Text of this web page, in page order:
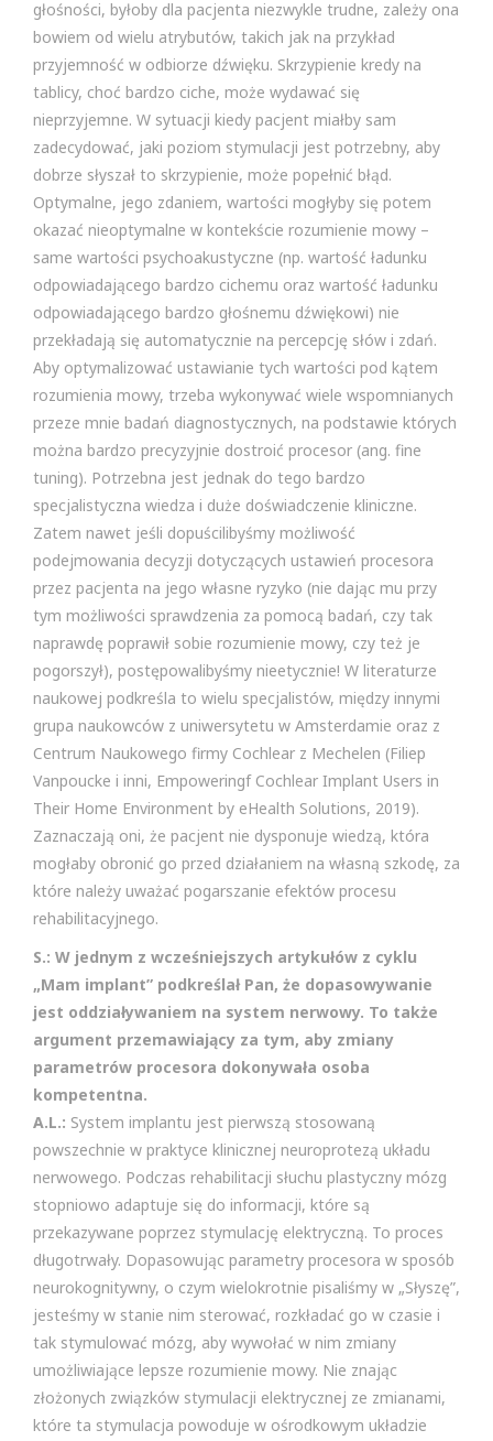
głośności, byłoby dla pacjenta niezwykle trudne, zależy ona
bowiem od wielu atrybutów, takich jak na przykład
przyjemność w odbiorze dźwięku. Skrzypienie kredy na
tablicy, choć bardzo ciche, może wydawać się
nieprzyjemne. W sytuacji kiedy pacjent miałby sam
zadecydować, jaki poziom stymulacji jest potrzebny, aby
dobrze słyszał to skrzypienie, może popełnić błąd.
Optymalne, jego zdaniem, wartości mogłyby się potem
okazać nieoptymalne w kontekście rozumienie mowy –
same wartości psychoakustyczne (np. wartość ładunku
odpowiadającego bardzo cichemu oraz wartość ładunku
odpowiadającego bardzo głośnemu dźwiękowi) nie
przekładają się automatycznie na percepcję słów i zdań.
Aby optymalizować ustawianie tych wartości pod kątem
rozumienia mowy, trzeba wykonywać wiele wspomnianych
przeze mnie badań diagnostycznych, na podstawie których
można bardzo precyzyjnie dostroić procesor (ang. fine
tuning). Potrzebna jest jednak do tego bardzo
specjalistyczna wiedza i duże doświadczenie kliniczne.
Zatem nawet jeśli dopuścilibyśmy możliwość
podejmowania decyzji dotyczących ustawień procesora
przez pacjenta na jego własne ryzyko (nie dając mu przy
tym możliwości sprawdzenia za pomocą badań, czy tak
naprawdę poprawił sobie rozumienie mowy, czy też je
pogorszył), postępowalibyśmy nieetycznie! W literaturze
naukowej podkreśla to wielu specjalistów, między innymi
grupa naukowców z uniwersytetu w Amsterdamie oraz z
Centrum Naukowego firmy Cochlear z Mechelen (Filiep
Vanpoucke i inni, Empoweringf Cochlear Implant Users in
Their Home Environment by eHealth Solutions, 2019).
Zaznaczają oni, że pacjent nie dysponuje wiedzą, która
mogłaby obronić go przed działaniem na własną szkodę, za
które należy uważać pogarszanie efektów procesu
rehabilitacyjnego.
S.: W jednym z wcześniejszych artykułów z cyklu
„Mam implant” podkreślał Pan, że dopasowywanie
jest oddziaływaniem na system nerwowy. To także
argument przemawiający za tym, aby zmiany
parametrów procesora dokonywała osoba
kompetentna.
A.L.: System implantu jest pierwszą stosowaną
powszechnie w praktyce klinicznej neuroprotezą układu
nerwowego. Podczas rehabilitacji słuchu plastyczny mózg
stopniowo adaptuje się do informacji, które są
przekazywane poprzez stymulację elektryczną. To proces
długotrwały. Dopasowując parametry procesora w sposób
neurokognitywny, o czym wielokrotnie pisaliśmy w „Słyszę”,
jesteśmy w stanie nim sterować, rozkładać go w czasie i
tak stymulować mózg, aby wywołać w nim zmiany
umożliwiające lepsze rozumienie mowy. Nie znając
złożonych związków stymulacji elektrycznej ze zmianami,
które ta stymulacja powoduje w ośrodkowym układzie